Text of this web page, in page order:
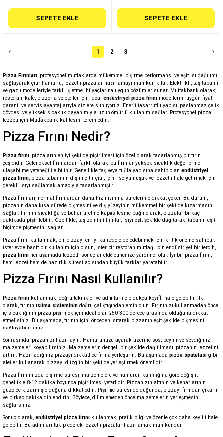
SEPETE EKLE SEPETE EKLE
1 2 3
Pizza Fırınları , profesyonel mutfaklarda mükemmel pişirme performansı ve eşit ısı dağılımı
sağlayarak çıtır hamurlu, lezzetli pizzalar hazırlamayı mümkün kılar. Elektrikli, taş tabanlı
ve gazlı modelleriyle farklı işletme ihtiyaçlarına uygun çözümler sunar. Mutfakbank olarak;
restoran, kafe, pizzeria ve oteller için ideal endüstriyel pizza fırını modellerini uygun fiyat,
garanti ve servis avantajlarıyla sizlere sunuyoruz. Enerji tasarruflu yapısı, paslanmaz çelik
gövdesi ve yüksek sıcaklık dayanımıyla uzun ömürlü kullanım sağlar. Profesyonel pizza
lezzeti için Mutfakbank kalitesini tercih edin.
Pizza Fırını Nedir?
Pizza fırını , pizzaların en iyi şekilde pişirilmesi için özel olarak tasarlanmış bir fırın
çeşididir. Geleneksel fırınlardan farklı olarak, bu fırınlar yüksek sıcaklık değerlerine
ulaşabilme yeteneği ile bilinir. Genellikle taş veya tuğla yapısına sahip olan endüstriyel
pizza fırını , pizza tabanının dışını çıtır çıtır, içini ise yumuşak ve lezzetli hale getirmek için
gerekli ısıyı sağlamak amacıyla tasarlanmıştır.
Pizza fırınları, normal fırınlardan daha hızlı ısınma süreleri ile dikkat çeker. Bu durum,
pizzanın daha kısa sürede pişmesini ve dış yüzeyinin mükemmel bir şekilde kızarmasını
sağlar. Fırının sıcaklığa ve buhar üretme kapasitesine bağlı olarak, pizzalar birkaç
dakikada pişirilebilir. Özellikle, taş zeminli fırınlar, ısıyı eşit şekilde dağıtarak, tabanın eşit
biçimde pişmesini sağlar.
Pizza fırını kullanmak, bir pizzayı en iyi kalitede elde edebilmek için kritik öneme sahiptir.
İster evde basit bir kullanım için olsun, ister bir restoran mutfağı için endüstriyel bir tercih,
pizza fırını her aşamada lezzetli sonuçlar elde etmenize yardımcı olur. İyi bir pizza fırını,
hem lezzet hem de hazırlık süresi açısından büyük farklar yaratabilir.
Pizza Fırını Nasıl Kullanılır?
Pizza fırını kullanmak, doğru teknikler ve adımlar ile oldukça keyifli hale gelebilir. İlk
olarak, fırının ısıtma sisteminin doğru çalıştığından emin olun. Fırınınızı kullanmadan önce,
iç sıcaklığının pizza pişirmek için ideal olan 250-300 derece arasında olduğuna dikkat
etmelisiniz. Bu aşamada, fırının içini önceden ısıtarak pizzanın eşit şekilde pişmesini
sağlayabilirsiniz.
Sonrasında, pizzanızı hazırlayın. Hamurunuzu açarak üzerine sos, peynir ve sevdiğiniz
malzemeleri koyabilirsiniz. Malzemelerin dengeli bir şekilde dağıtılması, pizzanın lezzetini
artırır. Hazırladığınız pizzayı dikkatlice fırına yerleştirin. Bu aşamada pizza spatulası gibi
aletler kullanarak pizzayı düzgün bir şekilde yerleştirmek önemlidir.
Pizza fırınımızda pişirme süresi, malzemelere ve hamurun kalınlığına göre değişir;
genellikle 8-12 dakika boyunca pişirilmesi yeterlidir. Pizzanızın altının ve kenarlarının
güzelce kızarmış olduğuna dikkat edin. Pişirme süresi dolduğunda, pizzayı fırından çıkarın
ve birkaç dakika dinlendirin. Böylece, dilimlemeden önce malzemelerin yerleşmesini
sağlarsınız.
Sonuç olarak, endüstriyel pizza fırını kullanmak, pratik bilgi ve özenle çok daha keyifli hale
gelebilir. Bu adımları takip ederek lezzetli pizzalar hazırlamak mümkündür.